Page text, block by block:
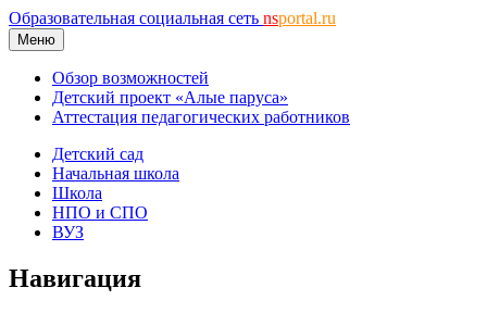
Образовательная социальная сеть nsportal.ru
Меню
Обзор возможностей
Детский проект «Алые паруса»
Аттестация педагогических работников
Детский сад
Начальная школа
Школа
НПО и СПО
ВУЗ
Навигация